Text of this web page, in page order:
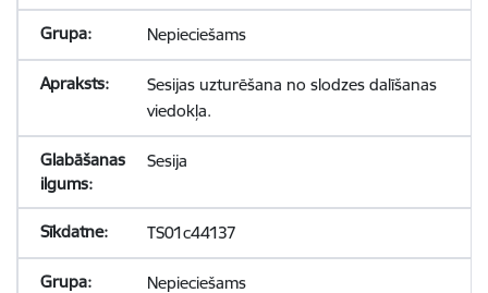
Nepieciešams
Sesijas uzturēšana no slodzes dalīšanas
viedokļa.
Sesija
TS01c44137
Nepieciešams